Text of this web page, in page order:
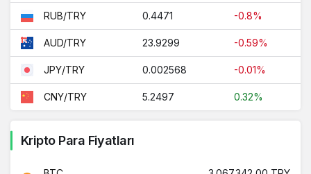
RUB/TRY 0.4471 -0.8%
AUD/TRY 23.9299 -0.59%
JPY/TRY 0.002568 -0.01%
CNY/TRY 5.2497 0.32%
Kripto Para Fiyatları